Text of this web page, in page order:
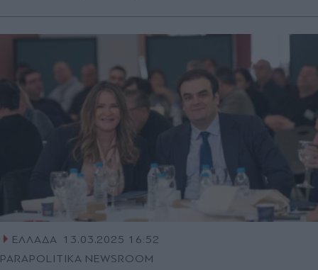
ΕΛΛΑΔΑ 13.03.2025 16:52
PARAPOLITIKA NEWSROOM